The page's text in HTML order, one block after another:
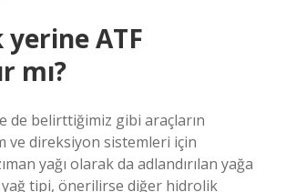
ATF
mı?
de belirttiğimiz gibi araçların
ve direksiyon sistemleri için
yağı olarak da adlandırılan yağa
yağ tipi, önerilirse diğer hidrolik